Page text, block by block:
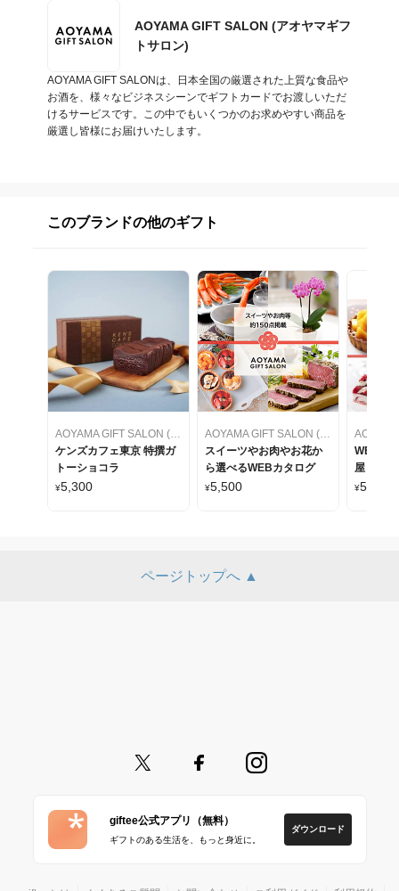
AOYAMA GIFT SALON (アオヤマギフ
トサロン)
AOYAMA GIFT SALONは、日本全国の厳選された上質な食品や
お酒を、様々なビジネスシーンでギフトカードでお渡しいただ
けるサービスです。この中でもいくつかのお求めやすい商品を
厳選し皆様にお届けいたします。
このブランドの他のギフト
AOYAMA GIFT SALON (アオヤマギフトサロン)
ケンズカフェ東京 特撰ガ
トーショコラ
¥5,300
AOYAMA GIFT SALON (アオヤマギフトサロン)
スイーツやお肉やお花か
ら選べるWEBカタログ
¥5,500
WEBカ
屋 ケー
をセレク
¥5,500
ページトップへ ▲
giftee公式アプリ（無料）
ギフトのある生活を、もっと身近に。
ダウンロード